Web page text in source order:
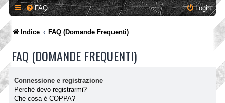
FAQ Login
Indice FAQ (Domande Frequenti)
FAQ (DOMANDE FREQUENTI)
Connessione e registrazione
Perché devo registrarmi?
Che cosa è COPPA?